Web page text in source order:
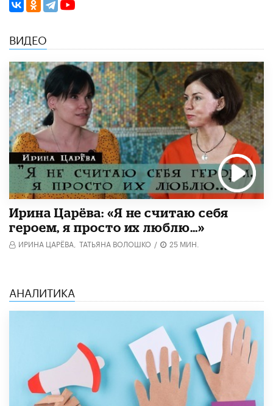
ВИДЕО
Ирина Царёва: «Я не считаю себя
героем, я просто их люблю…»
ИРИНА ЦАРЁВА, ТАТЬЯНА ВОЛОШКО / 25 МИН.
АНАЛИТИКА